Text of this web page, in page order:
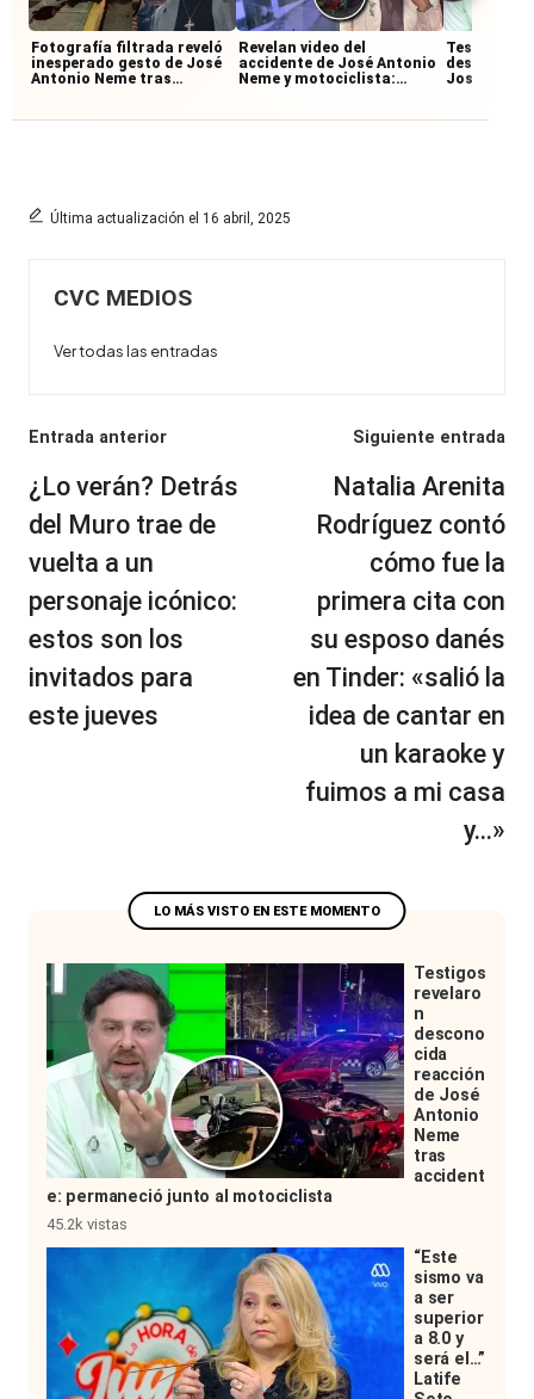
Fotografía filtrada reveló
inesperado gesto de José
Antonio Neme tras
Revelan video del
accidente de José Antonio
Neme y motociclista:
Testigos
José
Última actualización el 16 abril, 2025
CVC MEDIOS
Ver todas las entradas
Navegación
de
entradas
Entrada anterior
¿Lo verán? Detrás
del Muro trae de
vuelta a un
personaje icónico:
estos son los
invitados para
este jueves
Siguiente entrada
Natalia Arenita
Rodríguez contó
cómo fue la
primera cita con
su esposo danés
en Tinder: «salió la
idea de cantar en
un karaoke y
fuimos a mi casa
y…»
Testigos
revelaro
n
descono
cida
reacción
de José
Antonio
Neme
tras
accident
e: permaneció junto al motociclista
45.2k vistas
“Este
sismo va
a ser
superior
a 8.0 y
será el…”
Latife